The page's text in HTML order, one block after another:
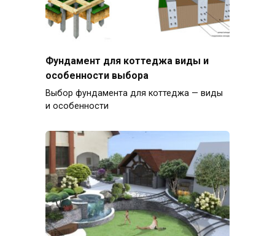
Фундамент для коттеджа виды и
особенности выбора
Выбор фундамента для коттеджа — виды
и особенности